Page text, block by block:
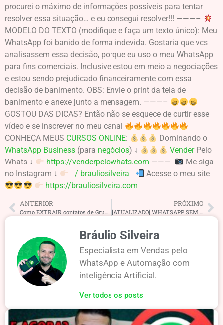
procurei o máximo de informações possíveis para tentar
resolver essa situação… e eu consegui resolver!!! ———–
MODELO DO TEXTO (modifique e faça um texto único): Meu
WhatsApp foi banido de forma indevida. Gostaria que vcs
analisassem essa decisão, porque eu uso o meu WhatsApp
para fins comerciais. Inclusive estou em meio a negociações
e estou sendo prejudicado financeiramente com essa
decisão de banimento. OBS: Envie o print da tela de
banimento e anexe junto a mensagem. ———–
GOSTOU DAS DICAS? Então não se esquece de curtir esse
vídeo e se inscrever no meu canal
CONHEÇA MEUS CURSOS ONLINE:
Dominando o
WhatsApp Business (para negócios) ↓ VenderPelo
Whats ↓
https://venderpelowhats.com ———-
Me siga
no Instagram ↓
/ brauliosilveira
Acesse o meu site
https://brauliosilveira.com
ANTERIOR
Como EXTRAIR contatos de Grupos de WhatsApp (Grátis s/ sistema/app) Atrair leads || Bráulio Silveira
PRÓXIMO
[ATUALIZADO] WHATSAPP SEM CHIP com número virtual (FUNCIONA) | Melhor método || Bráulio Silveira
Bráulio Silveira
Especialista em Vendas pelo
WhatsApp e Automação com
inteligência Artificial.
Ver todos os posts